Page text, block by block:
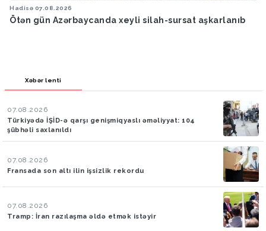
Hadisə 07.08.2026
Ötən gün Azərbaycanda xeyli silah-sursat aşkarlanıb
Xəbər lenti
07.08.2026
Türkiyədə İŞİD-ə qarşı genişmiqyaslı əməliyyat: 104
şübhəli saxlanıldı
07.08.2026
Fransada son altı ilin işsizlik rekordu
07.08.2026
Tramp: İran razılaşma əldə etmək istəyir